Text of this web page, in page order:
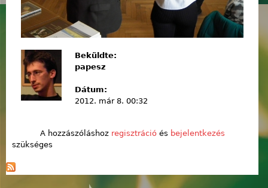
Beküldte:
papesz
Dátum:
2012. már 8. 00:32
A hozzászóláshoz regisztrációés bejelentkezés
szükséges